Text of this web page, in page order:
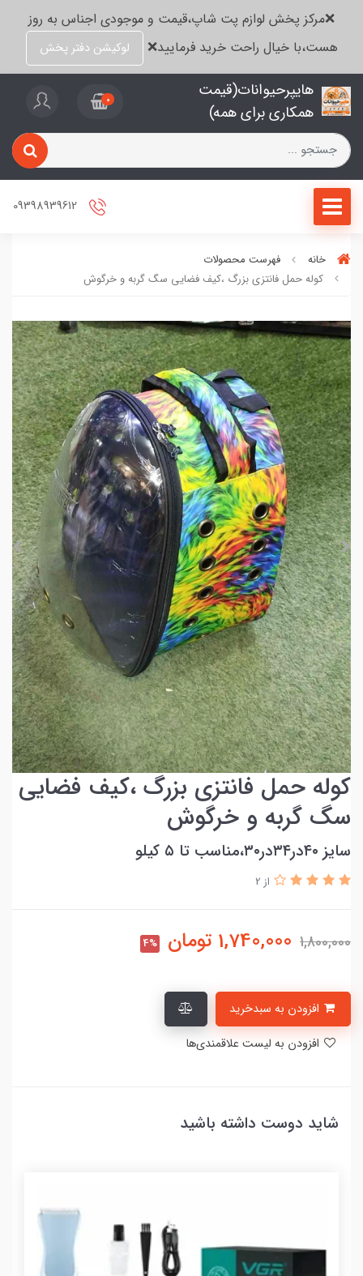
❌مرکز پخش لوازم پت شاپ،قیمت و موجودی اجناس به روز
هست،با خیال راحت خرید فرمایید❌
لوکیشن دفتر پخش
هایپرحیوانات(قیمت
همکاری برای همه)
0
خانه
فهرست محصولات
کوله حمل فانتزی بزرگ ،کیف فضایی سگ گربه و خرگوش
کوله حمل فانتزی بزرگ ،کیف فضایی
سگ گربه و خرگوش
سایز ۴۰در۳۴در۳۰،مناسب تا ۵ کیلو
از 2
1,800,000
1,740,000 تومان 4%
شاید دوست داشته باشید